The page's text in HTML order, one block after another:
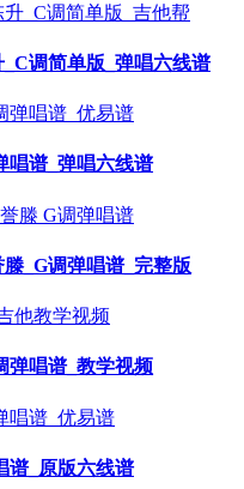
调简单版_弹唱六线谱
唱谱_弹唱六线谱
_G调弹唱谱_完整版
弹唱谱_教学视频
谱_原版六线谱